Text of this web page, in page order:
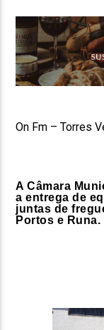
On Fm – Torres
A Câmara
a entrega de
juntas de
Portos e Runa.